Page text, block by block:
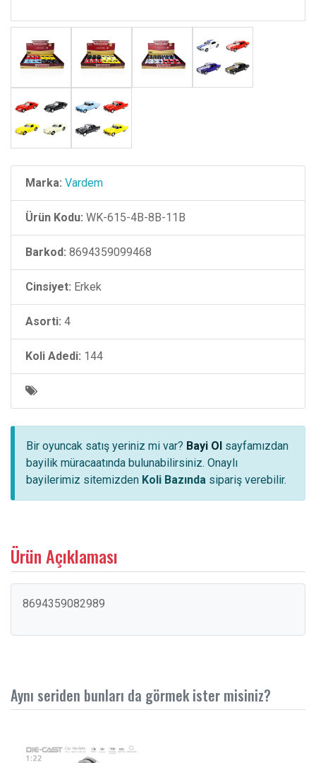
Marka: Vardem
Ürün Kodu: WK-615-4B-8B-11B
Barkod: 8694359099468
Cinsiyet: Erkek
Asorti: 4
Koli Adedi: 144
Bir oyuncak satış yeriniz mi var? Bayi Ol sayfamızdan
bayilik müracaatında bulunabilirsiniz. Onaylı
bayilerimiz sitemizden Koli Bazında sipariş verebilir.
Ürün Açıklaması
8694359082989
Aynı seriden bunları da görmek ister misiniz?